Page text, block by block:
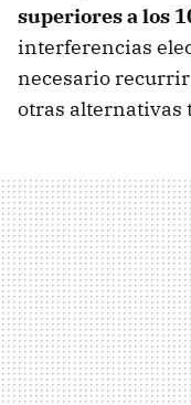
superiores a los
interferencias
necesario recurrir
otras alternativas